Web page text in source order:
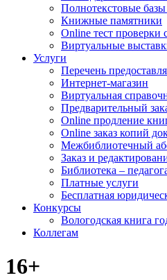
Полнотекстовые
Книжные памятники
Online тест проверки
Виртуальные
Услуги
Перечень
Интернет-магазин
Виртуальная
Предварительный
Online продление
Online заказ копий
Межбиблиотечный
Заказ и
Библиотека –
Платные услуги
Бесплатная
Конкурсы
Вологодская книга
Коллегам
16+